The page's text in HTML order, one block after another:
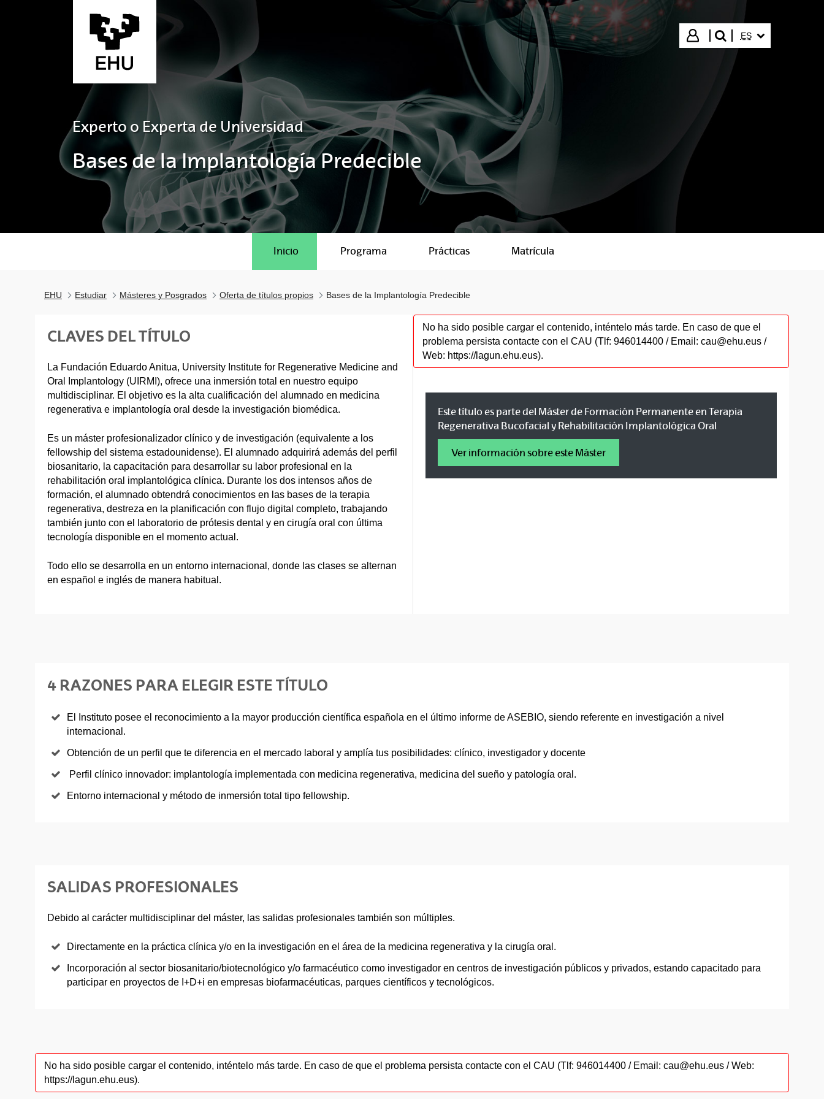
Iniciar sesión
buscar"
ES
Experto o Experta de Universidad
Bases de la Implantología Predecible
Inicio Programa Prácticas Matrícula
EHU Estudiar Másteres y Posgrados Oferta de títulos propios Bases de la Implantología Predecible
CLAVES DEL TÍTULO
La Fundación Eduardo Anitua, University Institute for Regenerative Medicine and
Oral Implantology (UIRMI), ofrece una inmersión total en nuestro equipo
multidisciplinar. El objetivo es la alta cualificación del alumnado en medicina
regenerativa e implantología oral desde la investigación biomédica.
Es un máster profesionalizador clínico y de investigación (equivalente a los
fellowship del sistema estadounidense). El alumnado adquirirá además del perfil
biosanitario, la capacitación para desarrollar su labor profesional en la
rehabilitación oral implantológica clínica. Durante los dos intensos años de
formación, el alumnado obtendrá conocimientos en las bases de la terapia
regenerativa, destreza en la planificación con flujo digital completo, trabajando
también junto con el laboratorio de prótesis dental y en cirugía oral con última
tecnología disponible en el momento actual.
Todo ello se desarrolla en un entorno internacional, donde las clases se alternan
en español e inglés de manera habitual.
No ha sido posible cargar el contenido, inténtelo más tarde. En caso de que el
problema persista contacte con el CAU (Tlf: 946014400 / Email: cau@ehu.eus /
Web: https://lagun.ehu.eus).
Este título es parte del Máster de Formación Permanente en Terapia
Regenerativa Bucofacial y Rehabilitación Implantológica Oral
Ver información sobre este Máster
4 RAZONES PARA ELEGIR ESTE TÍTULO
El Instituto posee el reconocimiento a la mayor producción científica española en el último informe de ASEBIO, siendo referente en investigación a nivel
internacional.
Obtención de un perfil que te diferencia en el mercado laboral y amplía tus posibilidades: clínico, investigador y docente
Perfil clínico innovador: implantología implementada con medicina regenerativa, medicina del sueño y patología oral.
Entorno internacional y método de inmersión total tipo fellowship.
SALIDAS PROFESIONALES
Debido al carácter multidisciplinar del máster, las salidas profesionales también son múltiples.
Directamente en la práctica clínica y/o en la investigación en el área de la medicina regenerativa y la cirugía oral.
Incorporación al sector biosanitario/biotecnológico y/o farmacéutico como investigador en centros de investigación públicos y privados, estando capacitado para
participar en proyectos de I+D+i en empresas biofarmacéuticas, parques científicos y tecnológicos.
No ha sido posible cargar el contenido, inténtelo más tarde. En caso de que el problema persista contacte con el CAU (Tlf: 946014400 / Email: cau@ehu.eus / Web:
https://lagun.ehu.eus).